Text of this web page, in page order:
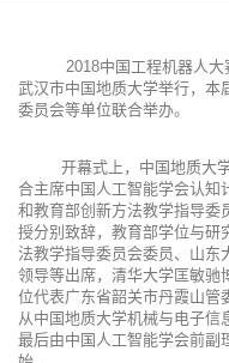
2018中国工程机器人大赛
武汉市中国地质大学举行，本
委员会等单位联合举办。
开幕式上，中国地质大学
合主席中国人工智能学会认知
和教育部创新方法教学指导委
授分别致辞，教育部学位与研
法教学指导委员会委员、山东
领导等出席，清华大学匡敏驰
位代表广东省韶关市丹霞山管
从中国地质大学机械与电子信
最后由中国人工智能学会前副